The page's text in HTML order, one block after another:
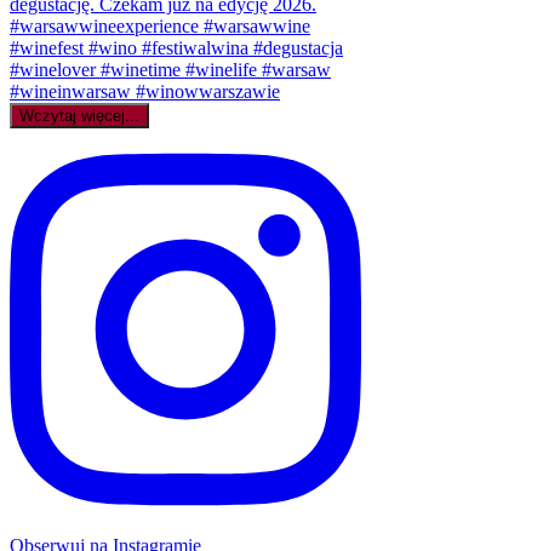
Wczytaj więcej...
Obserwuj na Instagramie